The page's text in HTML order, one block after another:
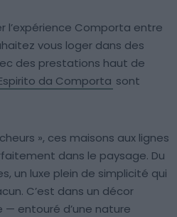
l’expérience Comporta entre
vous loger dans des
des prestations haut de
da Comporta sont
», ces maisons aux lignes
dans le paysage. Du
un luxe plein de simplicité qui
C’est dans un décor
entouré d’une nature